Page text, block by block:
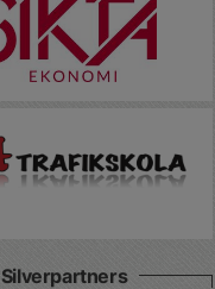
Silverpartners